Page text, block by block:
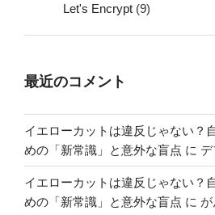
Let's Encrypt (9)
最近のコメント
イエローカットは違反じゃない？
めの「新常識」と意外な盲点 に
イエローカットは違反じゃない？
めの「新常識」と意外な盲点 に